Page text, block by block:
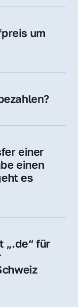
der Regel
um
B. beim
für .de
Vermittlungs-
einer
einen
es
Gerne
„.de“ für